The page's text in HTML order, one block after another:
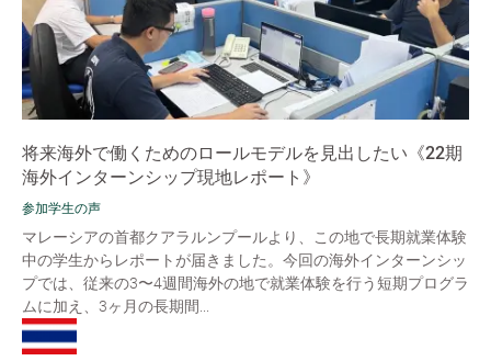
将来海外で働くためのロールモデルを見出したい《22期
海外インターンシップ現地レポート》
参加学生の声
マレーシアの首都クアラルンプールより、この地で長期就業体験
中の学生からレポートが届きました。今回の海外インターンシッ
プでは、従来の3〜4週間海外の地で就業体験を行う短期プログラ
ムに加え、3ヶ月の長期間...